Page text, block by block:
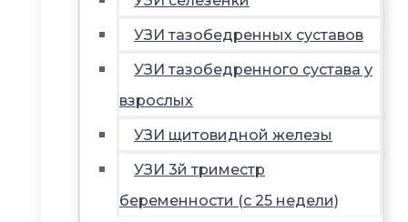
УЗИ тазобедренных суставов
УЗИ тазобедренного сустава у
взрослых
УЗИ щитовидной железы
УЗИ 3й триместр
беременности (с 25 недели)